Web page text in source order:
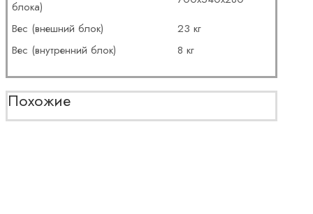
блока)
Вес (внешний блок)
23 кг
Вес (внутренний блок)
8 кг
Похожие